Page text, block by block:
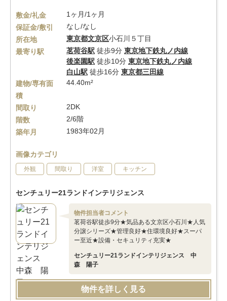
敷金/礼金
1ヶ月/1ヶ月
保証金/敷引
なし/なし
所在地
東京都文京区小石川５丁目
最寄り駅
茗荷谷駅 徒歩9分 東京地下鉄丸ノ内線
後楽園駅 徒歩10分 東京地下鉄丸ノ内線
白山駅 徒歩16分 東京都三田線
建物/専有面
積
44.40m²
間取り
2DK
階数
2/6階
築年月
1983年02月
画像カテゴリ
外観 間取り 洋室 キッチン
センチュリー21ランドインテリジェンス
物件担当者コメント
茗荷谷駅徒歩9分★気品ある文京区小石川★人気
分譲シリーズ★管理良好★住環境良好★スーパ
ー至近★設備・セキュリティ充実★
センチュリー21ランドインテリジェンス 中
森 陽子
物件を詳しく見る